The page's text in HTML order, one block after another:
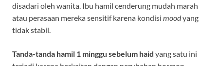
disadari oleh wanita. Ibu hamil cenderung mudah marah
atau perasaan mereka sensitif karena kondisi moodyang
tidak stabil.
Tanda-tanda hamil 1 minggu sebelum haid yang satu ini